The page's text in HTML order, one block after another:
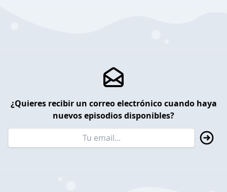
¿Quieres recibir un correo electrónico cuando haya
nuevos episodios disponibles?